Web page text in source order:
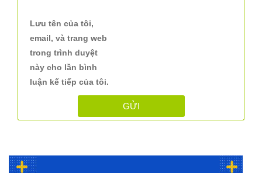
Lưu tên của tôi,
email, và trang web
trong trình duyệt
này cho lần bình
luận kế tiếp của tôi.